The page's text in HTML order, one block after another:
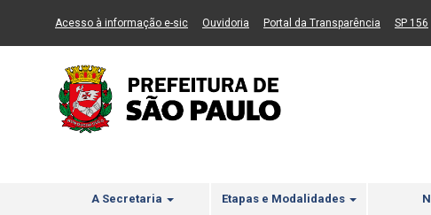
Ir ao Conteúdo Ir para menu principal 2 Ir para busca Ir
Acesso à informação e-sic(Link para um novo sítio)
Ouvidoria (Link para um novo sítio)
Portal da Transparência (LinkSP 156
A Secretaria Etapas e Modalidades